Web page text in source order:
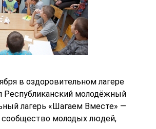
в оздоровительном лагере
Республиканский молодёжный
лагерь «Шагаем Вместе» —
сообщество молодых людей,